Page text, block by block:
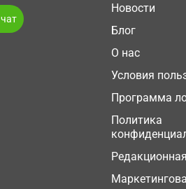
Новости
Блог
О нас
Условия
Программа
Политика